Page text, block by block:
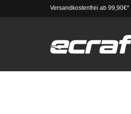
Versandkostenfrei ab 99,90€*|